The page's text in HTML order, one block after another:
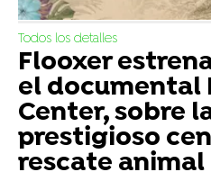
Todos los detalles
Flooxer
el documental
Center, sobre
prestigioso
rescate animal